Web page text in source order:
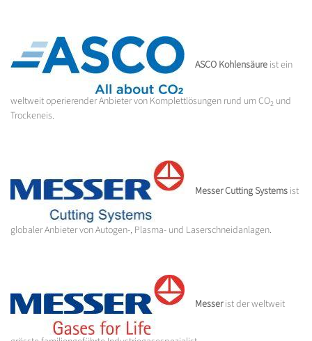
ASCO Kohlensäure ist ein
weltweit operierender Anbieter von Komplettlösungen rund um CO2 und
Trockeneis.
Messer Cutting Systems ist
globaler Anbieter von Autogen-, Plasma- und Laserschneidanlagen.
Messerist der weltweit